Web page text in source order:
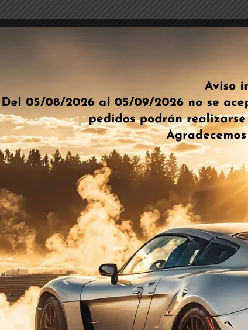
Deposito Cilindrico Ams
244/40l
250,00 €IVA Incl.
Deposito
650x270 72 L
471,75€IVA